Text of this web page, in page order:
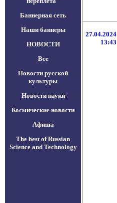
Баннерная сеть
Наши баннеры
НОВОСТИ
Все
Новости русской
культуры
Новости науки
Космические новости
Афиша
The best of Russian
Science and Technology
27.04.2024
13:43